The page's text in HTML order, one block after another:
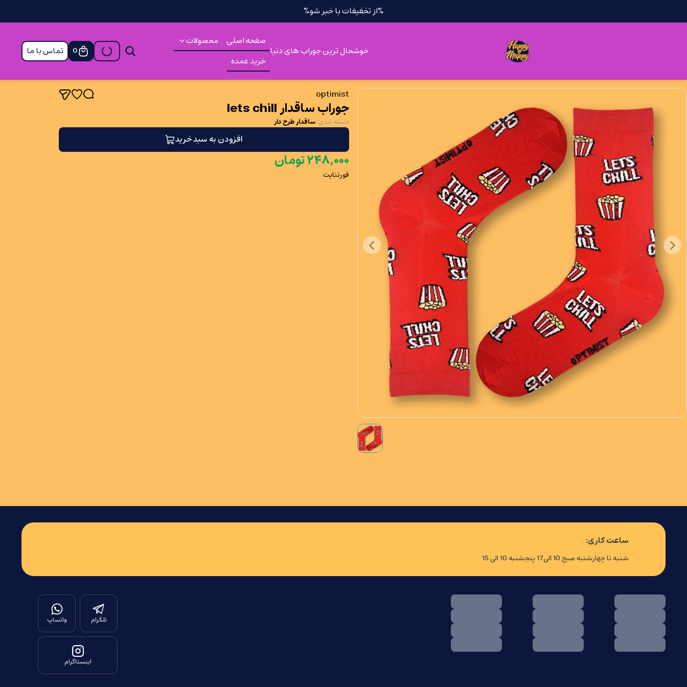
%از تخفیفات با خبر شو%
خوشحال ترین جوراب های دنیا
صفحه اصلی
محصولات
خرید عمده
0 تماس با ما
optimist
جوراب ساقدار lets chill
دسته بندی: ساقدار طرح دار
افزودن به سبد خرید
۲۴۸٬۰۰۰ تومان
فورتنایت
ساعت کاری:
شنبه تا چهارشنبه صبح 10 الی17 پنجشنبه 10 الی 15
تلگرام واتساپ
اینستاگرام